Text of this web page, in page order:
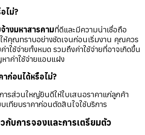
ไม่?
างมหาสารคามที่ดีและมีความน่าเชื่อถือ
ห้คุณทราบอย่างชัดเจนก่อนเริ่มงาน คุณควร
าใช้จ่ายทั้งหมด รวมถึงค่าใช้จ่ายที่อาจเกิดขึ้น
าค่าใช้จ่ายแอบแฝง
าก่อนได้หรือไม่?
รส่วนใหญ่ยินดีให้ใบเสนอราคาแก่ลูกค้า
เทียบราคาก่อนตัดสินใจใช้บริการ
กับการจองและการเตรียมตัว